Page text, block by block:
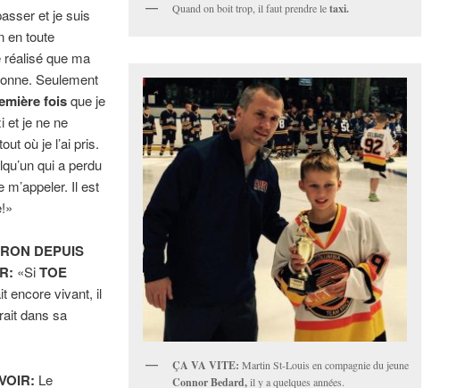
Quand on boit trop, il faut prendre letaxi.
ÇA VA VITE: Martin St-Louis en compagnie du jeune
Connor Bedard,il y a quelques années.
et je suis
en toute
réalisé que ma
Seulement
foisque je
et je ne ne
où je l’ai pris.
qui a perdu
Il est
DEPUIS
«SiTOE
encore vivant, il
dans sa
Le